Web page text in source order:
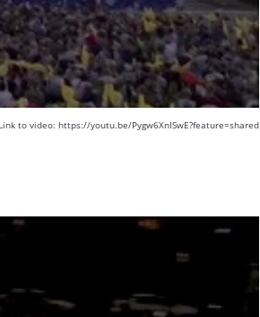
Link to video: https://youtu.be/Pygw6XnISwE?feature=shared